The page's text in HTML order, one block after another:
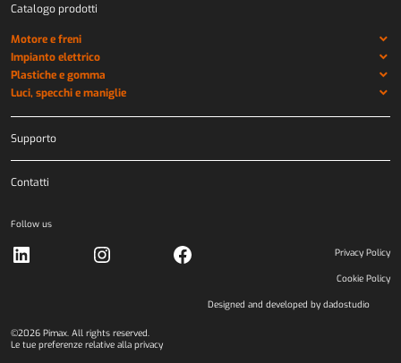
Catalogo prodotti
Motore e freni
Impianto elettrico
Plastiche e gomma
Luci, specchi e maniglie
Supporto
Contatti
Follow us
LinkedIn InstagramFacebook
©2026 Pimax. All rights reserved.
Le tue preferenze relative alla privacy
Cookie Policy
Privacy Policy
Designed and developed by dadostudio